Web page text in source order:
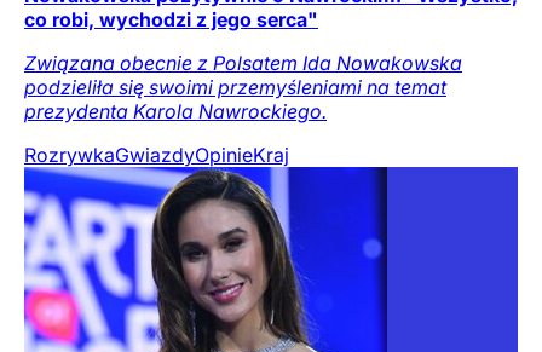
co robi, wychodzi z jego serca"
Związana obecnie z Polsatem Ida Nowakowska
podzieliła się swoimi przemyśleniami na temat
prezydenta Karola Nawrockiego.
RozrywkaGwiazdyOpinieKraj